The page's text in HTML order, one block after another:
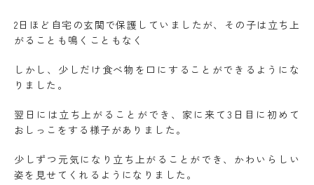
2日ほど自宅の玄関で保護していましたが、その子は立ち上
がることも鳴くこともなく
しかし、少しだけ食べ物を口にすることができるようにな
りました。
翌日には立ち上がることができ、家に来て3日目に初めて
おしっこをする様子がありました。
少しずつ元気になり立ち上がることができ、かわいらしい
姿を見せてくれるようになりました。